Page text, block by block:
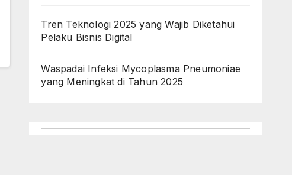
Tren Teknologi 2025 yang Wajib Diketahui
Pelaku Bisnis Digital
Waspadai Infeksi Mycoplasma Pneumoniae
yang Meningkat di Tahun 2025